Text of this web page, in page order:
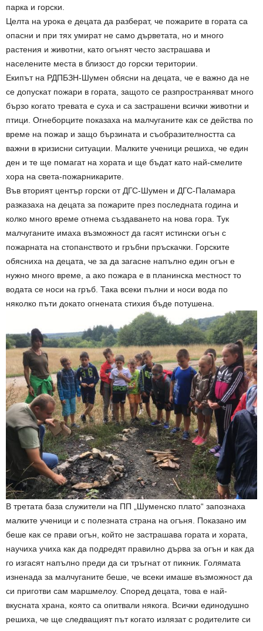
парка и горски.
Целта на урока е децата да разберат, че пожарите в гората са
опасни и при тях умират не само дърветата, но и много
растения и животни, като огънят често застрашава и
населените места в близост до горски територии.
Екипът на РДПБЗН-Шумен обясни на децата, че е важно да не
се допускат пожари в гората, защото се разпространяват много
бързо когато тревата е суха и са застрашени всички животни и
птици. Огнеборците показаха на малчуганите как се действа по
време на пожар и защо бързината и съобразителността са
важни в кризисни ситуации. Малките ученици решиха, че един
ден и те ще помагат на хората и ще бъдат като най-смелите
хора на света-пожарникарите.
Във вторият център горски от ДГС-Шумен и ДГС-Паламара
разказаха на децата за пожарите през последната година и
колко много време отнема създаването на нова гора. Тук
малчуганите имаха възможност да гасят истински огън с
пожарната на стопанството и гръбни пръскачки. Горските
обясниха на децата, че за да загасне напълно един огън е
нужно много време, а ако пожара е в планинска местност то
водата се носи на гръб. Така всеки пълни и носи вода по
няколко пъти докато огнената стихия бъде потушена.
В третата база служители на ПП „Шуменско плато“ запознаха
малките ученици и с полезната страна на огъня. Показано им
беше как се прави огън, който не застрашава гората и хората,
научиха учиха как да подредят правилно дърва за огън и как да
го изгасят напълно преди да си тръгнат от пикник. Голямата
изненада за малчуганите беше, че всеки имаше възможност да
си приготви сам маршмелоу. Според децата, това е най-
вкусната храна, която са опитвали някога. Всички единодушно
решиха, че ще следващият път когато излязат с родителите си